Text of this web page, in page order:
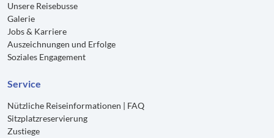
Unsere Reisebusse
Galerie
Jobs & Karriere
Auszeichnungen und Erfolge
Soziales Engagement
Service
Nützliche Reiseinformationen | FAQ
Sitzplatzreservierung
Zustiege